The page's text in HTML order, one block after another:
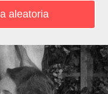
aleatoria